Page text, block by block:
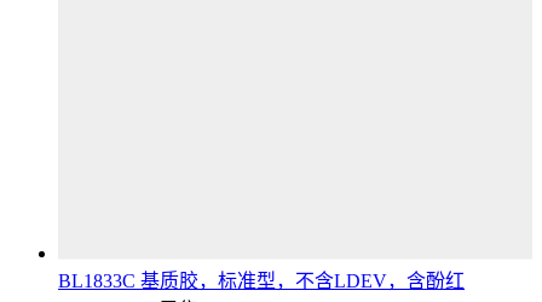
BL1833C 基质胶，标准型，不含LDEV，含酚红